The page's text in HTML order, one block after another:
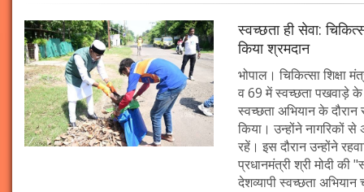
स्वच्छता ही सेवा:
किया श्रमदान
भोपाल। चिकित्सा शिक्षा
व 69 में स्वच्छता पखवाड़े के
स्वच्छता अभियान के
किया। उन्होंने नागरिकों
रहें। इस दौरान उन्होंने
प्रधानमंत्री श्री मोदी
देशव्यापी स्वच्छता अभियान